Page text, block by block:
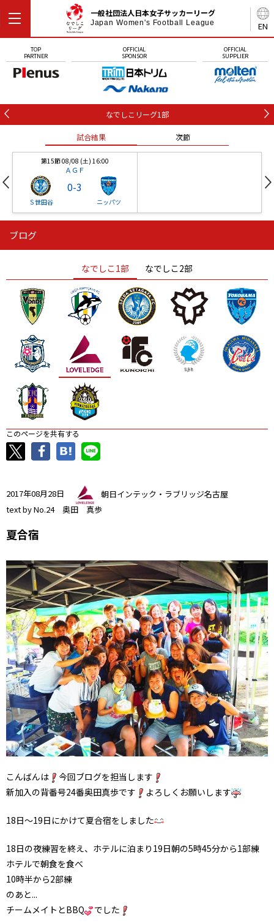
EN
一般社団法人日本女子サッカーリーグ
Japan Women's Football League
TOP
PARTNER
OFFICIAL
SPONSOR
OFFICIAL
SUPPLIER
なでしこリーグ1部
試合結果 次節
第15節 08/08 (土) 16:00
ＡＧＦ
Ｓ世田谷
0-3
ニッパツ
ニッパツ
ニッパツ 名古屋
石人の星
静岡 愛媛Ｌ
ブログ
なでしこ1部 なでしこ2部
このページを共有する
2017年08月28日
朝日インテック・ラブリッジ名古屋
text by No.24 奥田 真歩
夏合宿
こんばんは
今回ブログを担当します
新加入の背番号24番奥田真歩です
よろしくお願いします
18日〜19日にかけて夏合宿をしました
18日の夜練習を終え、ホテルに泊まり19日朝の5時45分から1部練
ホテルで朝食を食べ
10時半から2部練
のあと...
チームメイトとBBQ
でした